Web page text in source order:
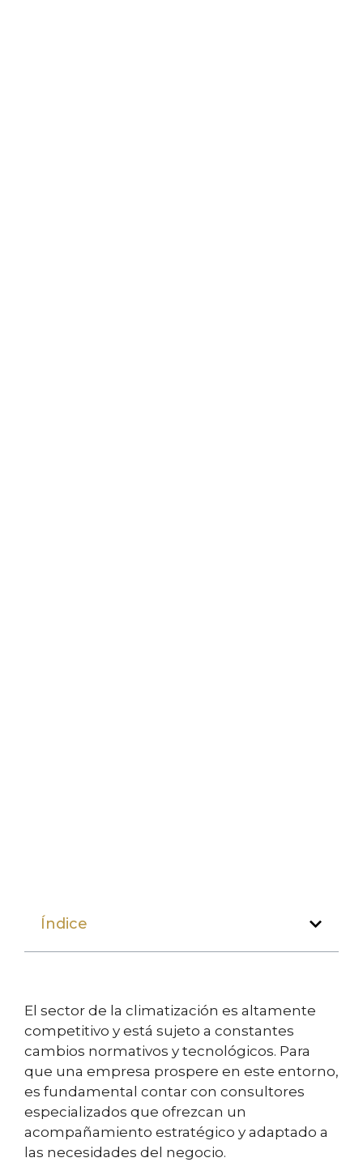
Índice
El sector de la climatización es altamente
competitivo y está sujeto a constantes
cambios normativos y tecnológicos. Para
que una empresa prospere en este entorno,
es fundamental contar con consultores
especializados que ofrezcan un
acompañamiento estratégico y adaptado a
las necesidades del negocio.